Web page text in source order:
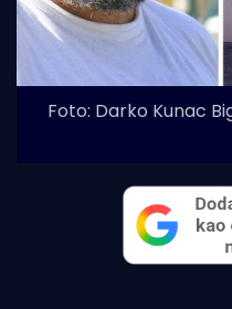
Foto: Darko Kunac